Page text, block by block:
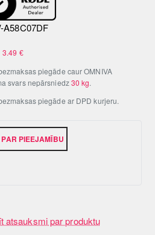
PIEEJAMĪBU
atsauksmi par produktu
3.49 €
piegāde caur OMNIVA
svars nepārsniedz30 kg.
piegāde ar DPD kurjeru.
A58C07DF